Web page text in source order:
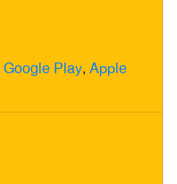
Google Play, Apple